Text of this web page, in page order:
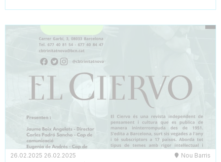
26.02.2025 26.02.2025 Nou Barris